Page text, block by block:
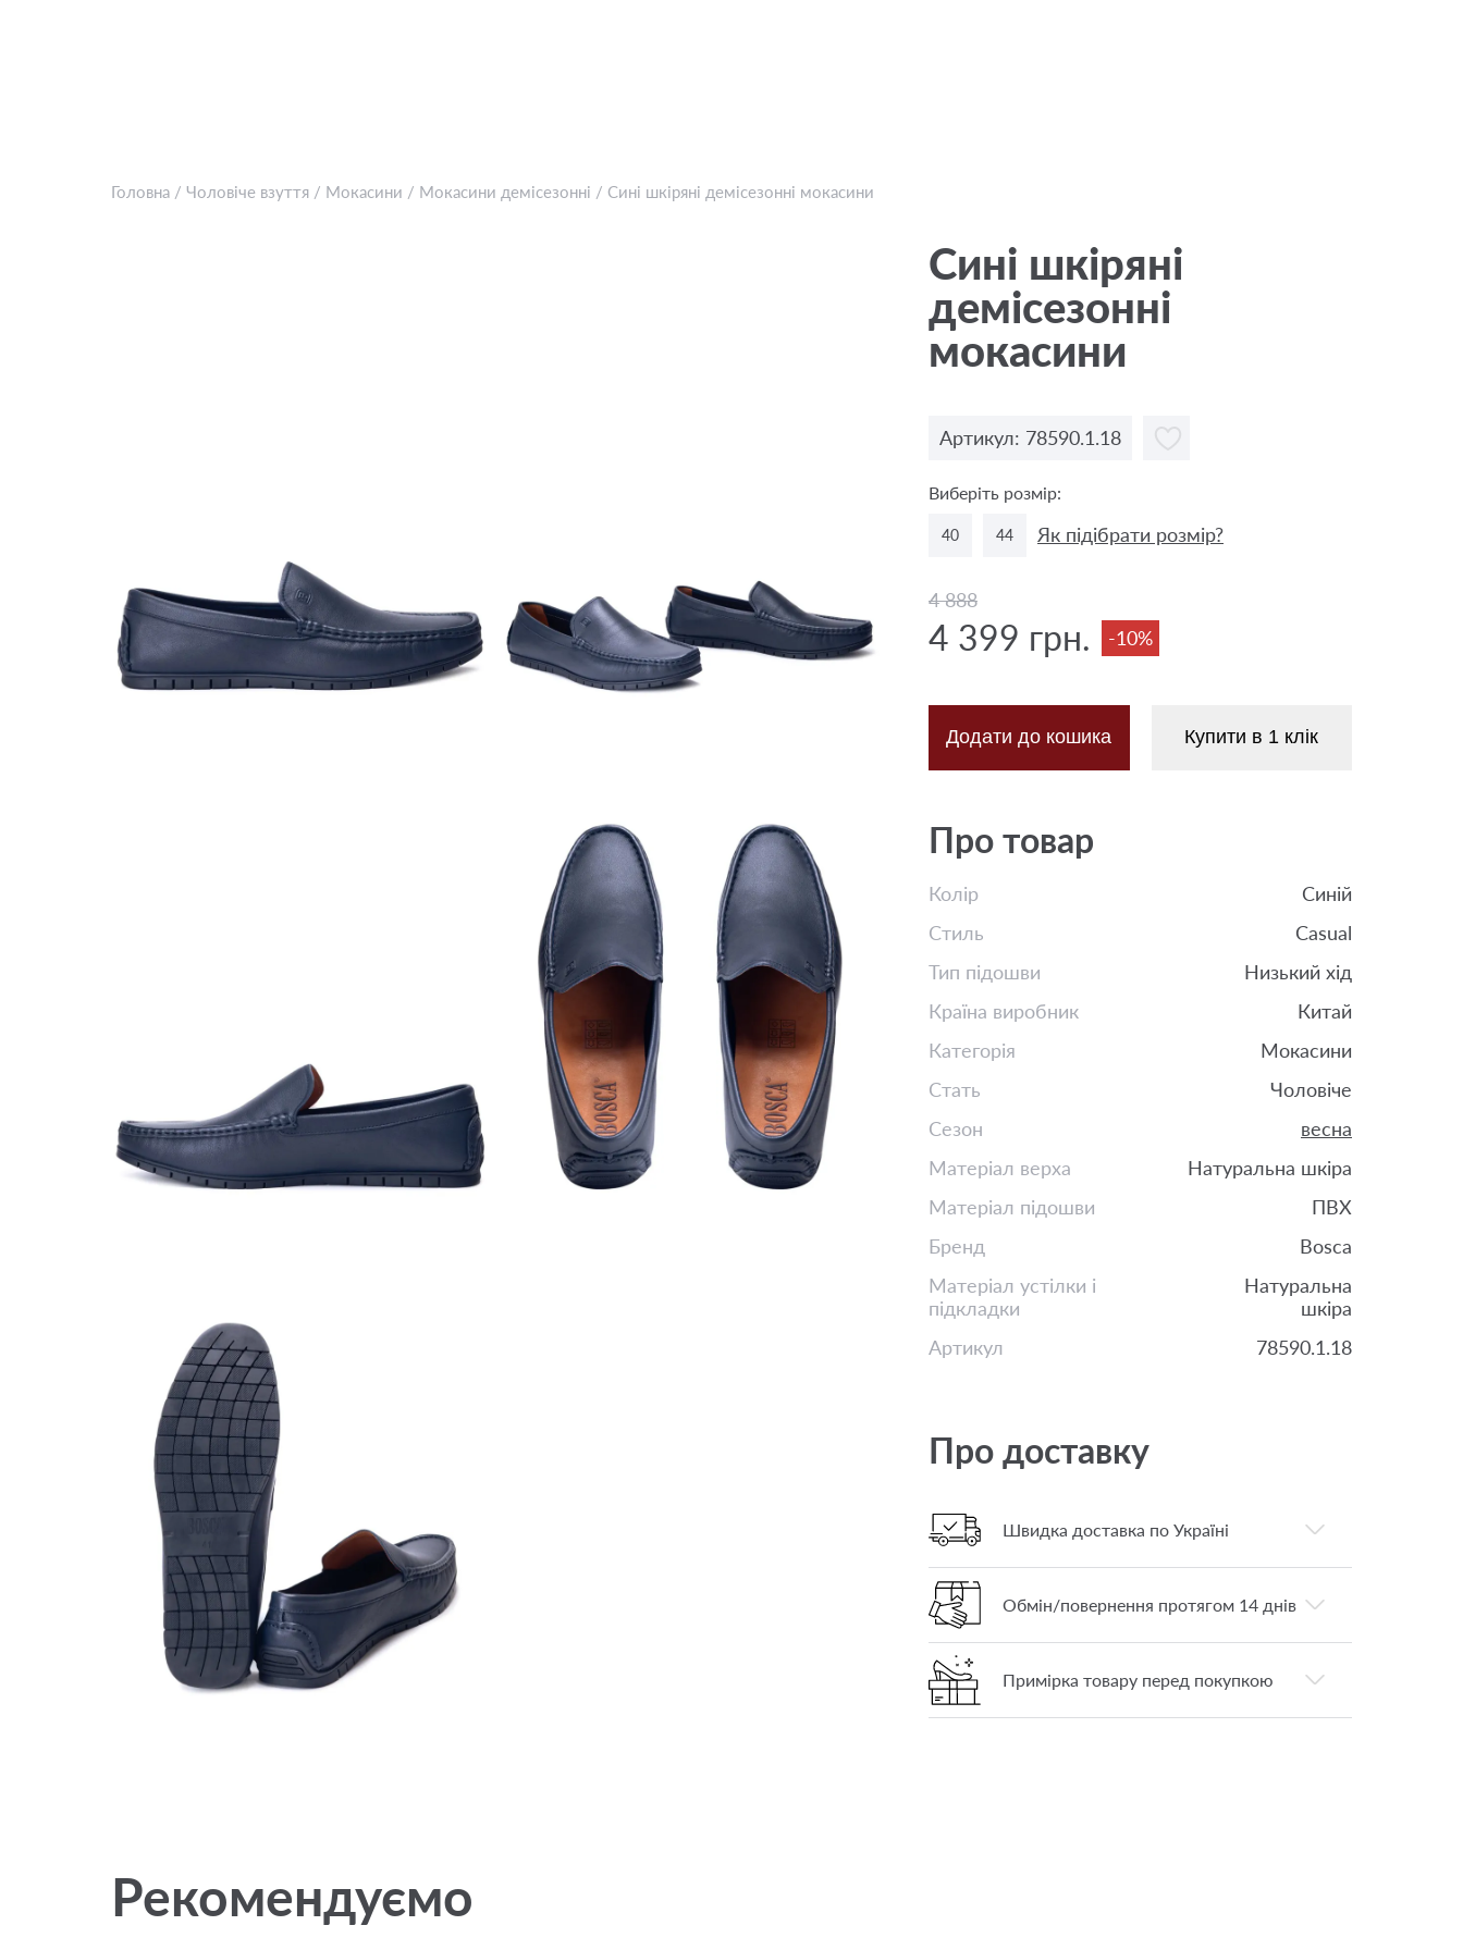
Головна / Чоловіче взуття / Мокасини / Мокасини демісезонні / Сині шкіряні демісезонні мокасини
Сині шкіряні
демісезонні
мокасини
Артикул: 78590.1.18
Виберіть розмір:
40 44 Як підібрати розмір?
4 888
4 399 грн. -10%
Додати до кошика Купити в 1 клік
Про товар
Колір
Синій
Стиль
Casual
Тип підошви
Низький хід
Країна виробник
Китай
Категорія
Мокасини
Стать
Чоловіче
Сезон
весна
Матеріал верха
Натуральна шкіра
Матеріал підошви
ПВХ
Бренд
Bosca
Матеріал устілки і
підкладки
Натуральна
шкіра
Артикул
78590.1.18
Про доставку
Швидка доставка по Україні
Обмін/повернення протягом 14 днів
Примірка товару перед покупкою
Рекомендуємо